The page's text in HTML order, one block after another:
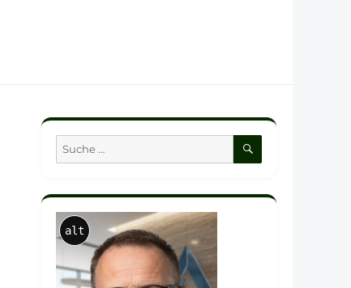
Suche
nach:
SUCHEN
alt